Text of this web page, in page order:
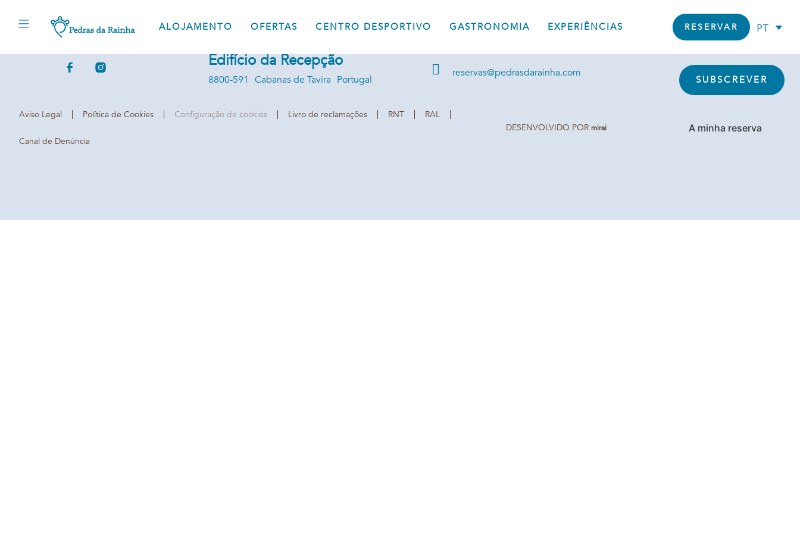
ALOJAMENTO OFERTAS CENTRO DESPORTIVO GASTRONOMIA EXPERIÊNCIAS RESERVAR PT
Aldeamento Turístico Pedras
Edifício da Recepção
8800-591 Cabanas de Tavira Portugal
Reservas +351 281 023 516
reservas@pedrasdarainha.com
SUBSCREVER
Aviso Legal Política de Cookies Configuração de cookies Livro de reclamações RNT RAL
Canal de Denúncia
DESENVOLVIDO PORmirai A minha reserva